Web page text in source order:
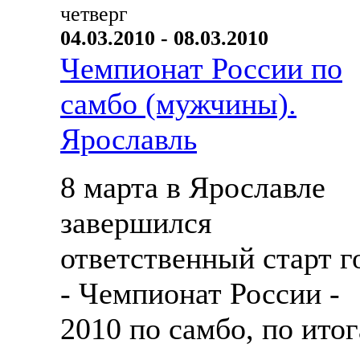
четверг
04.03.2010 - 08.03.2010
Чемпионат России по
самбо (мужчины).
Ярославль
8 марта в Ярославле
завершился
ответственный старт
- Чемпионат России -
2010 по самбо, по